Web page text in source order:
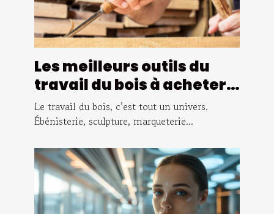
Les meilleurs outils du
travail du bois à acheter
en ligne
Le travail du bois, c’est tout un univers.
Ébénisterie, sculpture, marqueterie...